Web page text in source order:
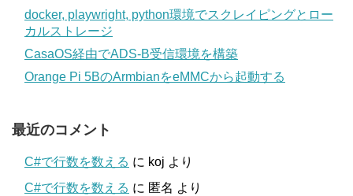
docker, playwright, python環境でスクレイピングとロー
カルストレージ
CasaOS経由でADS-B受信環境を構築
Orange Pi 5BのArmbianをeMMCから起動する
最近のコメント
C#で行数を数える に koj より
C#で行数を数える に 匿名 より